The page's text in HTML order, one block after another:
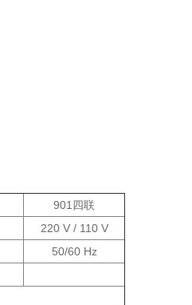
901四联
220 V / 110 V
50/60 Hz